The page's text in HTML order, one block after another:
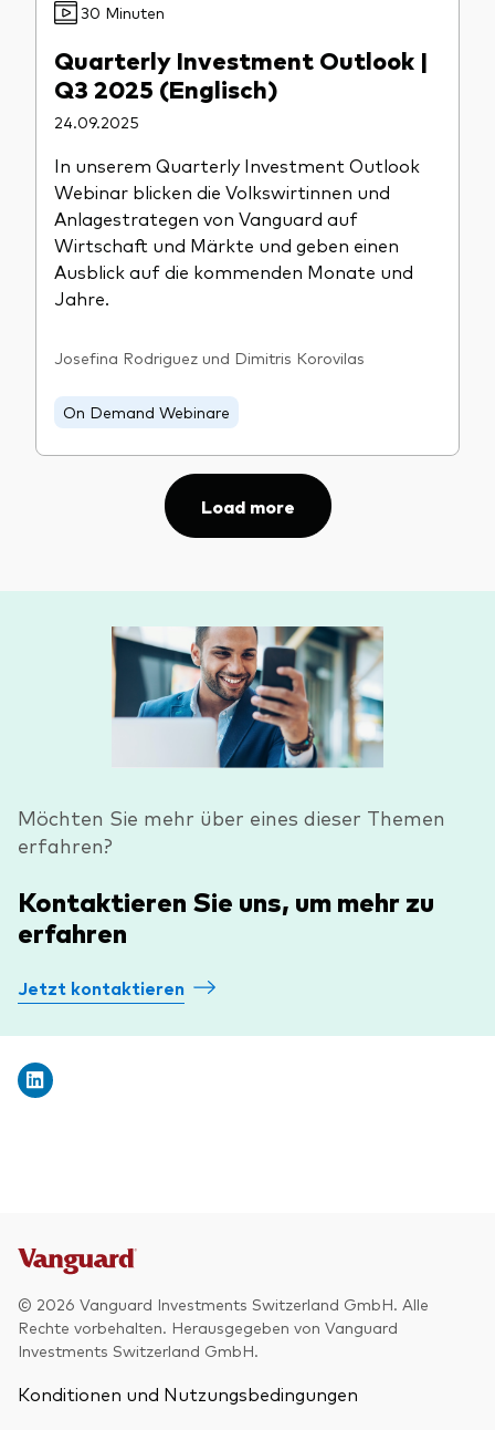
30 Minuten
Quarterly Investment Outlook |
Q3 2025 (Englisch)
24.09.2025
In unserem Quarterly Investment Outlook
Webinar blicken die Volkswirtinnen und
Anlagestrategen von Vanguard auf
Wirtschaft und Märkte und geben einen
Ausblick auf die kommenden Monate und
Jahre.
Josefina Rodriguez und Dimitris Korovilas
On Demand Webinare
Load more
Möchten Sie mehr über eines dieser Themen
erfahren?
Kontaktieren Sie uns, um mehr zu
erfahren
Jetzt kontaktieren
© 2026 Vanguard Investments Switzerland GmbH. Alle
Rechte vorbehalten. Herausgegeben von Vanguard
Investments Switzerland GmbH.
Konditionen und Nutzungsbedingungen